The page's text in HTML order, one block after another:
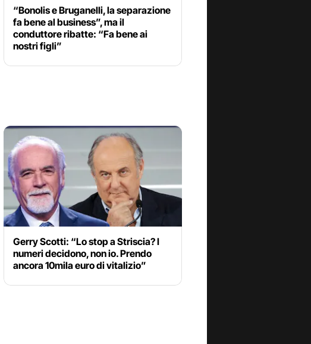
“Bonolis e Bruganelli, la separazione
fa bene al business”, ma il
conduttore ribatte: “Fa bene ai
nostri figli”
Gerry Scotti: “Lo stop a Striscia? I
numeri decidono, non io. Prendo
ancora 10mila euro di vitalizio”